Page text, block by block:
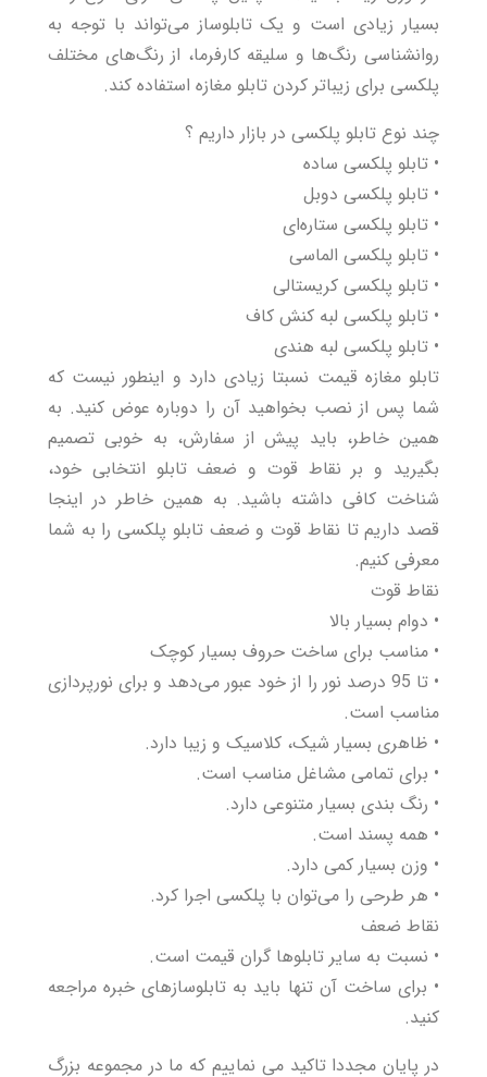
بسیار زیادی است و یک تابلوساز می‌تواند با توجه به
روانشناسی رنگ‌ها و سلیقه کارفرما، از رنگ‌های مختلف
پلکسی برای زیباتر کردن تابلو مغازه استفاده کند.
چند نوع تابلو پلکسی در بازار داریم ؟
• تابلو پلکسی ساده
• تابلو پلکسی دوبل
• تابلو پلکسی ستاره‌ای
• تابلو پلکسی الماسی
• تابلو پلکسی کریستالی
• تابلو پلکسی لبه کنش کاف
• تابلو پلکسی لبه هندی
تابلو مغازه قیمت نسبتا زیادی دارد و اینطور نیست که
شما پس از نصب بخواهید آن را دوباره عوض کنید. به
همین خاطر، باید پیش از سفارش، به خوبی تصمیم
بگیرید و بر نقاط قوت و ضعف تابلو انتخابی خود،
شناخت کافی داشته باشید. به همین خاطر در اینجا
قصد داریم تا نقاط قوت و ضعف تابلو پلکسیرا به شما
معرفی کنیم.
نقاط قوت
• دوام بسیار بالا
• مناسب برای ساخت حروف بسیار کوچک
• تا 95 درصد نور را از خود عبور می‌دهد و برای نورپردازی
مناسب است.
• ظاهری بسیار شیک، کلاسیک و زیبا دارد.
• برای تمامی مشاغل مناسب است.
• رنگ بندی بسیار متنوعی دارد.
• همه پسند است.
• وزن بسیار کمی دارد.
• هر طرحی را می‌توان با پلکسی اجرا کرد.
نقاط ضعف
• نسبت به سایر تابلوها گران قیمت است.
• برای ساخت آن تنها باید به تابلوسازهای خبره مراجعه
کنید.
در پایان مجددا تاکید می نماییم که ما در مجموعه بزرگ